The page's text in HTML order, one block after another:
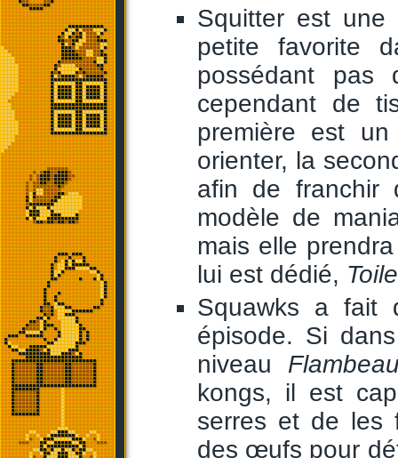
Squitter est une
petite favorite
possédant pas
cependant de
première est
orienter, la
afin de franchir
modèle de
mais elle
lui est dédié,
Squawks a fait
épisode. Si
niveau
kongs, il est
serres et de les
des œufs pour